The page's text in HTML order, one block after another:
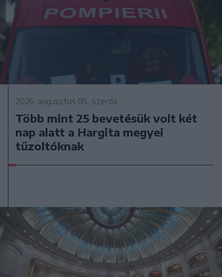
2026. augusztus 05., szerda
Több mint 25 bevetésük volt két
nap alatt a Hargita megyei
tűzoltóknak